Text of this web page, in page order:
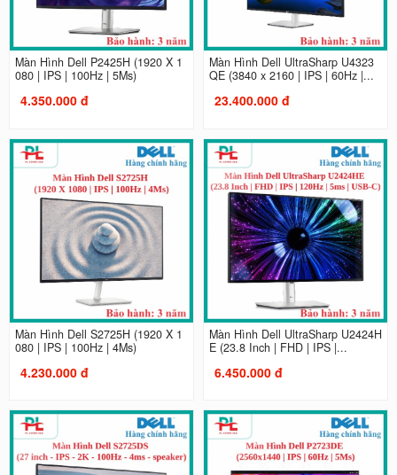
Màn Hình Dell P2425H (1920 X 1
080 | IPS | 100Hz | 5Ms)
4.350.000 đ
Màn Hình Dell UltraSharp U4323
QE (3840 x 2160 | IPS | 60Hz |...
23.400.000 đ
Màn Hình Dell S2725H (1920 X 1
080 | IPS | 100Hz | 4Ms)
4.230.000 đ
Màn Hình Dell UltraSharp U2424H
E (23.8 Inch | FHD | IPS |...
6.450.000 đ